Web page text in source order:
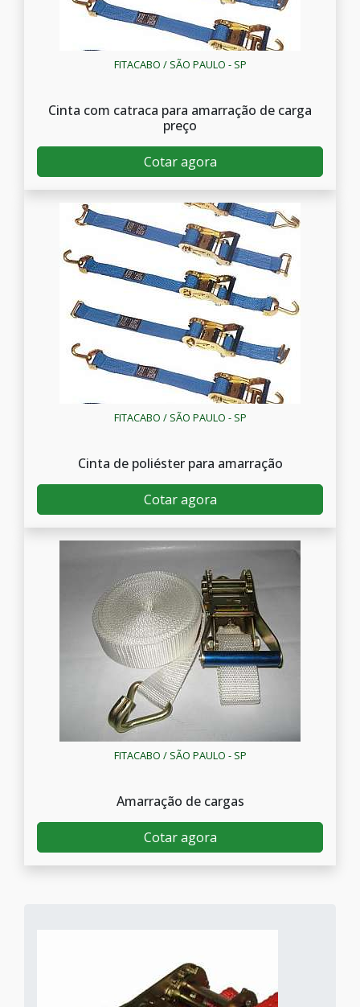
FITACABO / SÃO PAULO - SP
Cinta com catraca para amarração de carga
preço
Cotar agora
FITACABO / SÃO PAULO - SP
Cinta de poliéster para amarração
Cotar agora
FITACABO / SÃO PAULO - SP
Amarração de cargas
Cotar agora